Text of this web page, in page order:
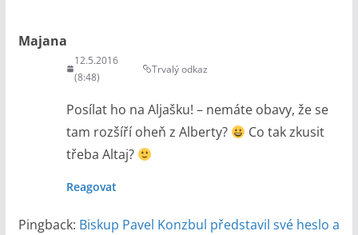
Majana
12.5.2016
(8:48)
Trvalý odkaz
Posílat ho na Aljašku! – nemáte obavy, že se
tam rozšíří oheň z Alberty?
Co tak zkusit
třeba Altaj?
Reagovat
Pingback: Biskup Pavel Konzbul představil své heslo a